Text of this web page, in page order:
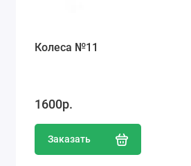
Колеса №11
1600р.
Заказать